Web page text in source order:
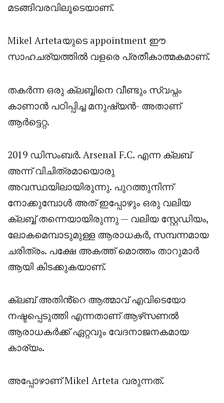
മടങ്ങിവരവിലൂടെയാണ്.
Mikel Artetaയുടെ appointment ഈ
സാഹചര്യത്തിൽ വളരെ പ്രതീകാത്മകമാണ്.
തകർന്ന ഒരു ക്ലബ്ബിനെ വീണ്ടും സ്വപ്നം
കാണാൻ പഠിപ്പിച്ച മനുഷ്യൻ- അതാണ്
ആർട്ടെറ്റ.
2019 ഡിസംബർ. Arsenal F.C. എന്ന ക്ലബ്
അന്ന് വിചിത്രമായൊരു
അവസ്ഥയിലായിരുന്നു. പുറത്തുനിന്ന്
നോക്കുമ്പോൾ അത് ഇപ്പോഴും ഒരു വലിയ
ക്ലബ്ബ് തന്നെയായിരുന്നു — വലിയ സ്റ്റേഡിയം,
ലോകമെമ്പാടുമുള്ള ആരാധകർ, സമ്പന്നമായ
ചരിത്രം. പക്ഷേ അകത്ത് മൊത്തം താറുമാർ
ആയി കിടക്കുകയാണ്.
ക്ലബ് അതിൻ്റെ ആത്മാവ് എവിടെയോ
നഷ്ടപ്പെടുത്തി എന്നതാണ് ആഴ്‌സണൽ
ആരാധകർക്ക് ഏറ്റവും വേദനാജനകമായ
കാര്യം.
അപ്പോഴാണ് Mikel Arteta വരുന്നത്.